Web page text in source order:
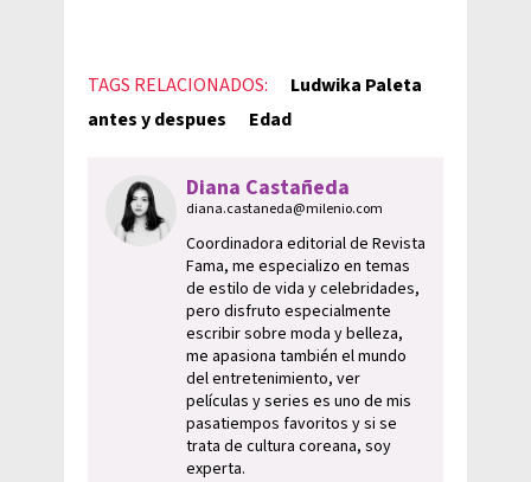
TAGS RELACIONADOS:
Ludwika Paleta
antes y despues
Edad
Diana Castañeda
diana.castaneda@milenio.com
Coordinadora editorial de Revista
Fama, me especializo en temas
de estilo de vida y celebridades,
pero disfruto especialmente
escribir sobre moda y belleza,
me apasiona también el mundo
del entretenimiento, ver
películas y series es uno de mis
pasatiempos favoritos y si se
trata de cultura coreana, soy
experta.